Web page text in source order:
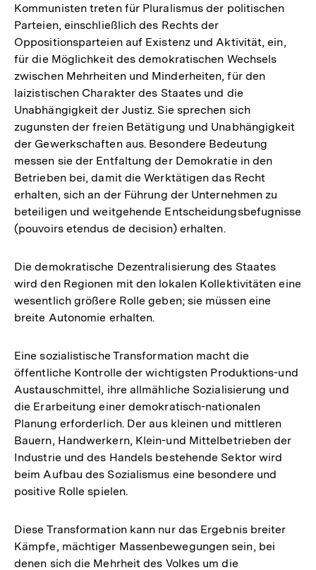
Kommunisten treten für Pluralismus der politischen
Parteien, einschließlich des Rechts der
Oppositionsparteien auf Existenz und Aktivität, ein,
für die Möglichkeit des demokratischen Wechsels
zwischen Mehrheiten und Minderheiten, für den
laizistischen Charakter des Staates und die
Unabhängigkeit der Justiz. Sie sprechen sich
zugunsten der freien Betätigung und Unabhängigkeit
der Gewerkschaften aus. Besondere Bedeutung
messen sie der Entfaltung der Demokratie in den
Betrieben bei, damit die Werktätigen das Recht
erhalten, sich an der Führung der Unternehmen zu
beteiligen und weitgehende Entscheidungsbefugnisse
(pouvoirs etendus de decision) erhalten.
Die demokratische Dezentralisierung des Staates
wird den Regionen mit den lokalen Kollektivitäten eine
wesentlich größere Rolle geben; sie müssen eine
breite Autonomie erhalten.
Eine sozialistische Transformation macht die
öffentliche Kontrolle der wichtigsten Produktions-und
Austauschmittel, ihre allmähliche Sozialisierung und
die Erarbeitung einer demokratisch-nationalen
Planung erforderlich. Der aus kleinen und mittleren
Bauern, Handwerkern, Klein-und Mittelbetrieben der
Industrie und des Handels bestehende Sektor wird
beim Aufbau des Sozialismus eine besondere und
positive Rolle spielen.
Diese Transformation kann nur das Ergebnis breiter
Kämpfe, mächtiger Massenbewegungen sein, bei
denen sich die Mehrheit des Volkes um die